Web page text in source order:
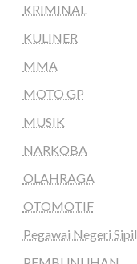
KRIMINAL
KULINER
MMA
MOTO GP
MUSIK
NARKOBA
OLAHRAGA
OTOMOTIF
Pegawai Negeri Sipil